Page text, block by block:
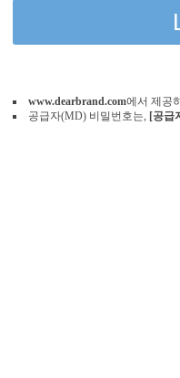
www.dearbrand.com에서 제공
공급자(MD) 비밀번호는, [공급